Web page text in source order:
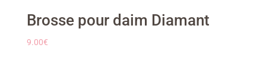
Brosse pour daim Diamant
9.00€